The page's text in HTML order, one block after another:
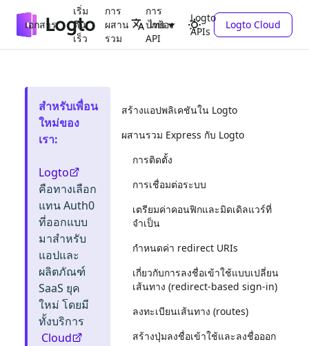
เอกสาร
เริ่ม
ต้น
เร็ว
การ
ผสาน
รวม
การ
ปกป้อง
API
Logto
APIs
ไทย Logto Cloud
สำหรับเพื่อน
ใหม่ของ
เรา:
Logto
คือทางเลือก
แทน Auth0
ที่ออกแบบ
มาสำหรับ
แอปและ
ผลิตภัณฑ์
SaaS ยุค
ใหม่ โดยมี
ทั้งบริการ
Cloud
สร้างแอปพลิเคชันใน Logto
ผสานรวม Express กับ Logto
การติดตั้ง
การเชื่อมต่อระบบ
เตรียมค่าคอนฟิกและมิดเดิลแวร์ที่
จำเป็น
กำหนดค่า redirect URIs
เกี่ยวกับการลงชื่อเข้าใช้แบบเปลี่ยน
เส้นทาง (redirect-based sign-in)
ลงทะเบียนเส้นทาง (routes)
สร้างปุ่มลงชื่อเข้าใช้และลงชื่อออก